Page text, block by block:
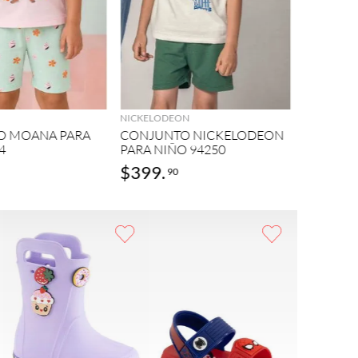
MOANA PARA
AGREGAR
NICKELODEON
CONJUNTO NICKELODEON
PARA NIÑO 94250
$399. 90